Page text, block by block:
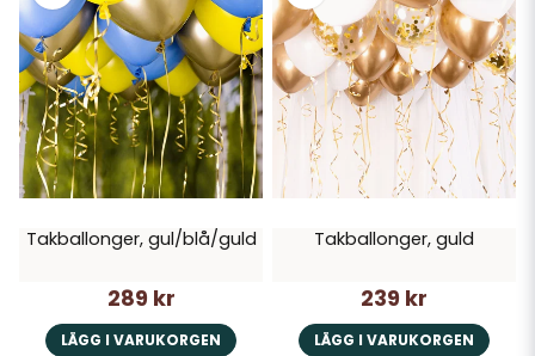
Takballonger, gul/blå/guld
289 kr
LÄGG I VARUKORGEN
Takballonger, guld
239 kr
LÄGG I VARUKORGEN